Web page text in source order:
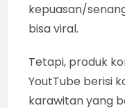
kepuasan/
bisa viral.
Tetapi, produk
YoutTube berisi
karawitan yang